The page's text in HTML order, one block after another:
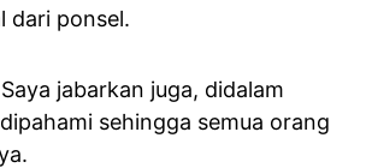
dari ponsel.
jabarkan juga, didalam
sehingga semua orang